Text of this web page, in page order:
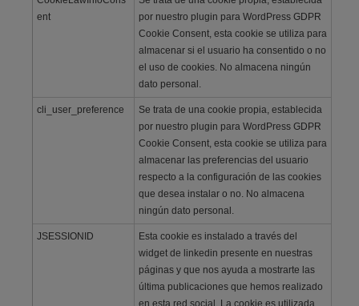
ent
por nuestro plugin para WordPress GDPR
Cookie Consent, esta cookie se utiliza para
almacenar si el usuario ha consentido o no
el uso de cookies. No almacena ningún
dato personal.
cli_user_preference
Se trata de una cookie propia, establecida
por nuestro plugin para WordPress GDPR
Cookie Consent, esta cookie se utiliza para
almacenar las preferencias del usuario
respecto a la configuración de las cookies
que desea instalar o no. No almacena
ningún dato personal.
JSESSIONID
Esta cookie es instalado a través del
widget de linkedin presente en nuestras
páginas y que nos ayuda a mostrarte las
última publicaciones que hemos realizado
en esta red social. La cookie es utilizada